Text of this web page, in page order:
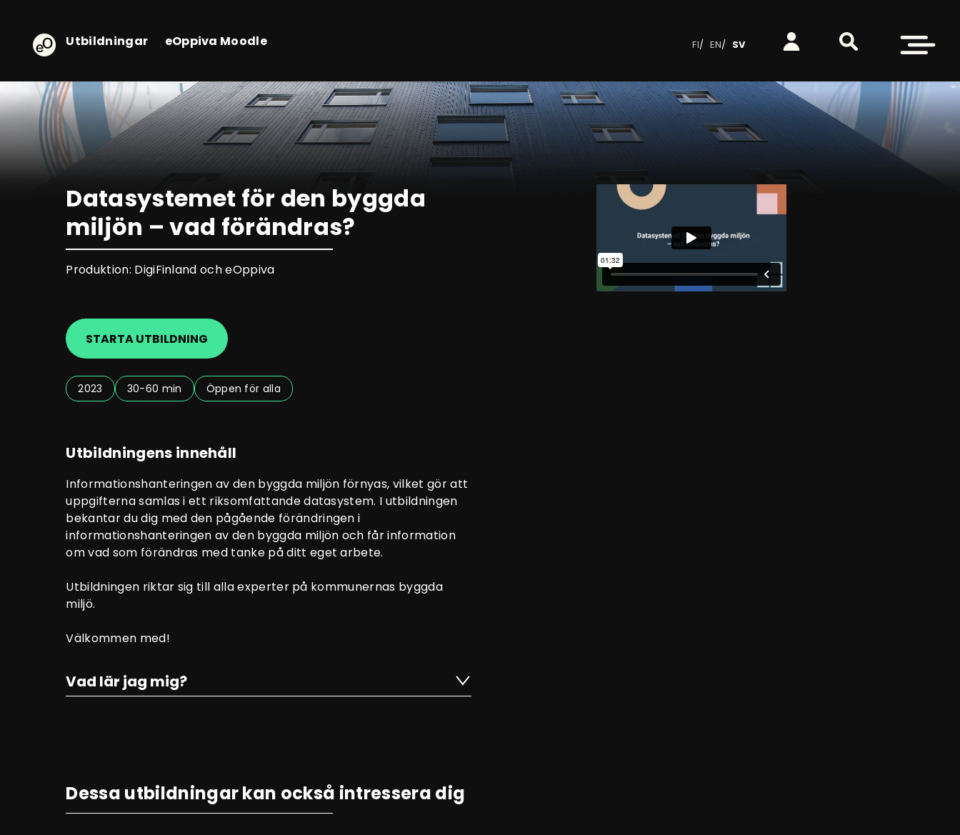
eOppiva - Till startsidan
Utbildningar eOppiva Moodle FI EN SV
Logga in Sök på webbplatsen
Öppna
Datasystemet för den byggda
miljön – vad förändras?
Produktion: DigiFinland och eOppiva
STARTA UTBILDNING
2023 30-60 min Öppen för alla
Utbildningens innehåll
Informationshanteringen av den byggda miljön förnyas, vilket gör att
uppgifterna samlas i ett riksomfattande datasystem. I utbildningen
bekantar du dig med den pågående förändringen i
informationshanteringen av den byggda miljön och får information
om vad som förändras med tanke på ditt eget arbete.
Utbildningen riktar sig till alla experter på kommunernas byggda
miljö.
Välkommen med!
Vad lär jag mig?
Dessa utbildningar kan också intressera dig